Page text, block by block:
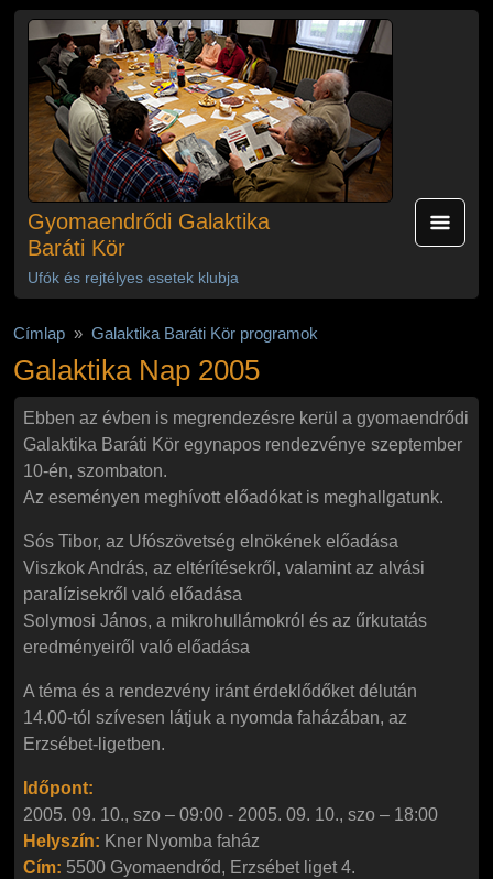
Ugrás a tartalomra
Gyomaendrődi Galaktika
Baráti Kör
Ufók és rejtélyes esetek klubja
Címlap Galaktika Baráti Kör programok
Galaktika Nap 2005
Ebben az évben is megrendezésre kerül a gyomaendrődi
Galaktika Baráti Kör egynapos rendezvénye szeptember
10-én, szombaton.
Az eseményen meghívott előadókat is meghallgatunk.
Sós Tibor, az Ufószövetség elnökének előadása
Viszkok András, az eltérítésekről, valamint az alvási
paralízisekről való előadása
Solymosi János, a mikrohullámokról és az űrkutatás
eredményeiről való előadása
A téma és a rendezvény iránt érdeklődőket délután
14.00-tól szívesen látjuk a nyomda faházában, az
Erzsébet-ligetben.
Időpont:
2005. 09. 10., szo – 09:00 - 2005. 09. 10., szo – 18:00
Helyszín: Kner Nyomba faház
Cím: 5500 Gyomaendrőd, Erzsébet liget 4.